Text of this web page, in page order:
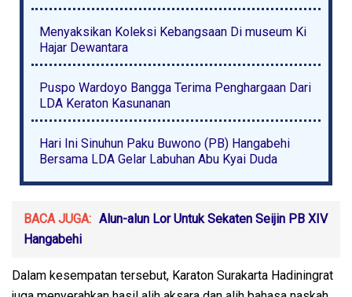
Menyaksikan Koleksi Kebangsaan Di museum Ki
Hajar Dewantara
Puspo Wardoyo Bangga Terima Penghargaan Dari
LDA Keraton Kasunanan
Hari Ini Sinuhun Paku Buwono (PB) Hangabehi
Bersama LDA Gelar Labuhan Abu Kyai Duda
BACA JUGA: Alun-alun Lor Untuk Sekaten Seijin PB XIV
Hangabehi
Dalam kesempatan tersebut, Karaton Surakarta Hadiningrat